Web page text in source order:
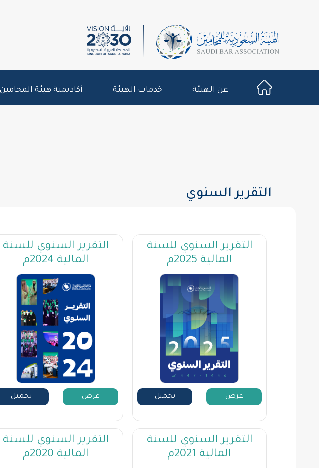
عن الهيئة خدمات الهيئة أكاديمية هيئة المحامين
التقرير السنوي
التقرير السنوي للسنة
المالية 2025م
عرض تحميل
التقرير السنوي للسنة
المالية 2024م
عرض تحميل
التقرير السنوي للسنة
المالية 2021م
التقرير السنوي للسنة
المالية 2020م